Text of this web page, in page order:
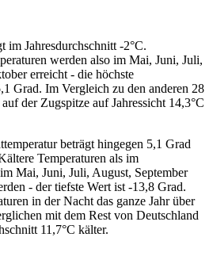
im Jahresdurchschnitt -2°C.
werden also im Mai, Juni, Juli,
erreicht - die höchste
Grad. Im Vergleich zu den anderen 28
der Zugspitze auf Jahressicht 14,3°C
beträgt hingegen 5,1 Grad
Temperaturen als im
Mai, Juni, Juli, August, September
- der tiefste Wert ist -13,8 Grad.
in der Nacht das ganze Jahr über
mit dem Rest von Deutschland
11,7°C kälter.